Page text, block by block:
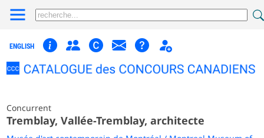
ENGLISH
Concurrent
Tremblay, Vallée-Tremblay, architecte